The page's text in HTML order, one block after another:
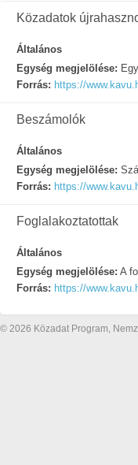
Közadatok
Általános
Egység megjelölése:
Forrás: https://
Beszámolók
Általános
Egység megjelölése:
Forrás: https://
Foglalakoztatottak
Általános
Egység megjelölése: A
Forrás: https://
© 2026 Közadat Program,